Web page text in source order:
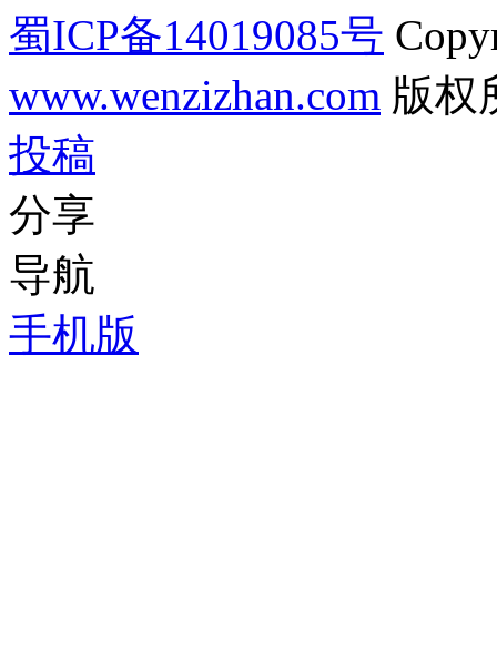
蜀ICP备14019085号
www.wenzizhan.com 版权
投稿
分享
导航
手机版